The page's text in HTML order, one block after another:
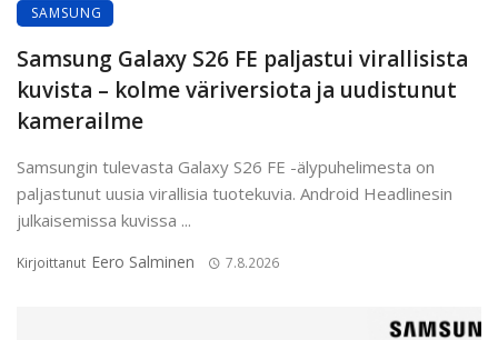
SAMSUNG
Samsung Galaxy S26 FE paljastui virallisista
kuvista – kolme väriversiota ja uudistunut
kamerailme
Samsungin tulevasta Galaxy S26 FE -älypuhelimesta on
paljastunut uusia virallisia tuotekuvia. Android Headlinesin
julkaisemissa kuvissa ...
Kirjoittanut Eero Salminen 7.8.2026